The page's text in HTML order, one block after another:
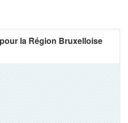
la Région Bruxelloise